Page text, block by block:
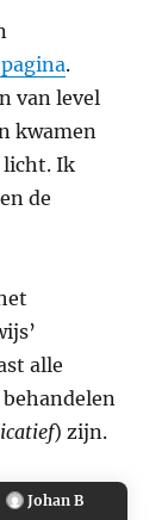
.
van level
kwamen
licht. Ik
de
alle
) zijn.
Johan B